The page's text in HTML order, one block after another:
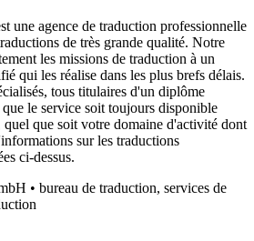
une agence de traduction professionnelle
de très grande qualité. Notre
les missions de traduction à un
qui les réalise dans les plus brefs délais.
tous titulaires d'un diplôme
le service soit toujours disponible
quel que soit votre domaine d'activité dont
sur les traductions
ci-dessus.
• bureau de traduction, services de